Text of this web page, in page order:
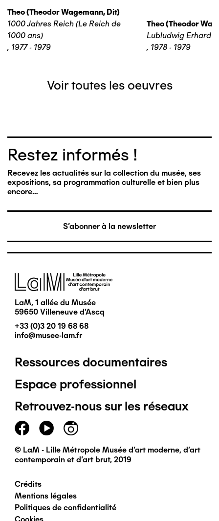
Theo (theodor Wagemann, Dit)
1000 Jahres Reich (Le Reich de
1000 ans)
, 1977 - 1979
Theo (theodor
Lubludwig Erhard
, 1978 - 1979
Voir toutes les oeuvres
Restez informés !
Recevez les actualités sur la collection du musée, ses
expositions, sa programmation culturelle et bien plus
encore…
S'abonner à la newsletter
Image
LaM, 1 allée du Musée
59650 Villeneuve d'Ascq
+33 (0)3 20 19 68 68
info@musee-lam.fr
Pied
de
page
principal
Ressources documentaires
Espace professionnel
Retrouvez-nous sur les réseaux
© LaM - Lille Métropole Musée d'art moderne, d'art
contemporain et d'art brut, 2019
Pied
de
Crédits
Mentions légales
Politiques de confidentialité